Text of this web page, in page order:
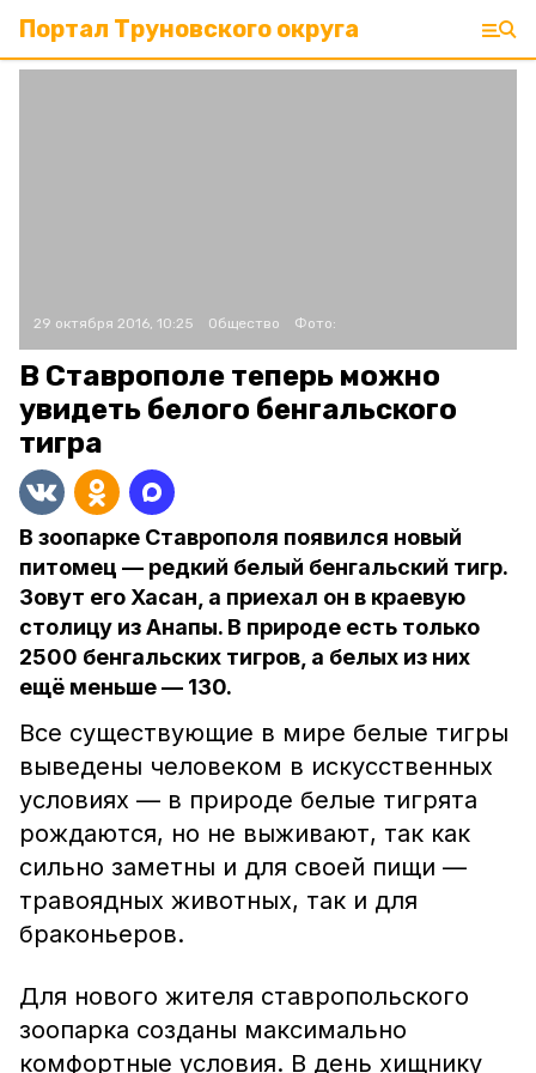
Портал Труновского округа
29 октября 2016, 10:25 Общество Фото:
В Ставрополе теперь можно
увидеть белого бенгальского
тигра
В зоопарке Ставрополя появился новый
питомец — редкий белый бенгальский тигр.
Зовут его Хасан, а приехал он в краевую
столицу из Анапы. В природе есть только
2500 бенгальских тигров, а белых из них
ещё меньше — 130.
Все существующие в мире белые тигры
выведены человеком в искусственных
условиях — в природе белые тигрята
рождаются, но не выживают, так как
сильно заметны и для своей пищи —
травоядных животных, так и для
браконьеров.
Для нового жителя ставропольского
зоопарка созданы максимально
комфортные условия. В день хищнику